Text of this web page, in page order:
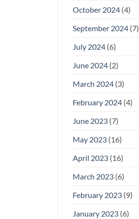
October 2024(4)
September 2024(7)
July 2024(6)
June 2024(2)
March 2024(3)
February 2024(4)
June 2023(7)
May 2023(16)
April 2023(16)
March 2023(6)
February 2023(9)
January 2023(6)